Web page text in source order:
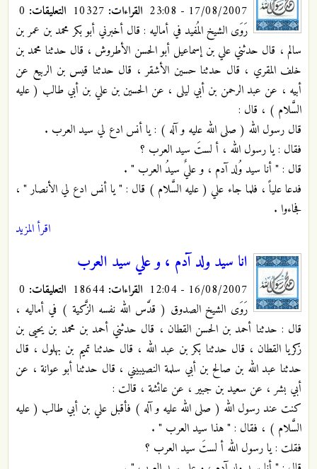
17/08/2007 - 23:08 القراءات: التعليقات:
رَوَى الشيخ المُفيد في أماليه : قال أخبرني أبو بكر محمد بن عمر بن
سالم ، قال حدثني علي بن إسماعيل أبو الحسن الأطروش ، قال حدثنا محمد بن
خلف المقري ، قال حدثنا حسين الأشقر ، قال حدثنا قيس بن الربيع عن
أبيه ، عن عبد الرحمن بن أبي ليلى ، عن الحسين بن علي بن أبي طالب ( عليه
السَّلام ) ، قال :
قال رسول الله ( صلى الله عليه و آله ) : يا أنس ادع لي سيد العرب .
فقال : يا رسول الله ، أ لستَ سيد العرب ؟
قال : " أنا سيد وُلد آدم ، و عليٌ سيدُ العرب " .
فدعا علياً ، فلما جاء علي ( عليه السَّلام ) قال : " يا أنس ادع لي الأنصار " ،
فجاءوا .
اقرأ المزيد
انا سيد ولد آدم ، و علي سيد العرب
16/08/2007 - 12:04 القراءات: التعليقات:
رَوَى الشيخ الصدوق ( قدَّس الله نفسه الزَّكية ) في أماليه ،
قال : حدثنا أحمد بن الحسن القطان ، قال حدثني أحمد بن محمد بن يحيى بن
زكريا القطان ، قال حدثنا بكر بن عبد الله ، قال حدثنا تميم بن بهلول ، قال
حدثنا عبد الله بن صالح بن أبي سلمة النصيبيني ، قال حدثنا أبو عوانة ، عن
أبي بشر ، عن سعيد بن جبير ، عن عائشة ، قالت :
كنت عند رسول الله ( صلى الله عليه و آله ) فأقبل علي بن أبي طالب ( عليه
السَّلام ) ، فقال : " هذا سيد العرب " .
فقلت : يا رسول الله أ لستَ سيد العرب ؟